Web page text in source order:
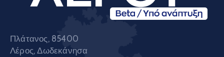
Πλάτανος, 85400
Λέρος, Δωδεκάνησα